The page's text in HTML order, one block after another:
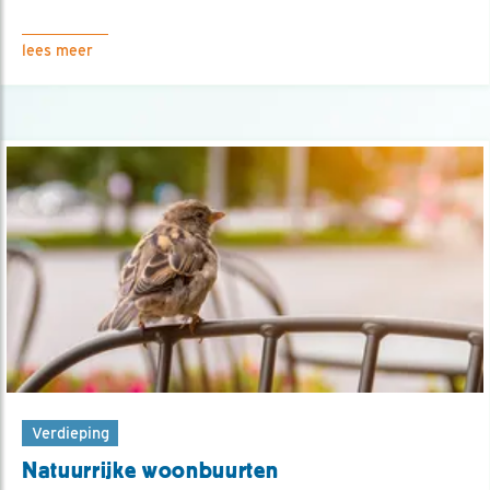
lees meer
Verdieping
Natuurrijke woonbuurten